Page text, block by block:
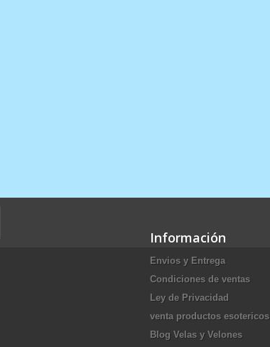
Información
Envios y Entrega
Condiciones de ventas
Ley de Privacidad
venta productos esotericos
Blog Velas y Velones